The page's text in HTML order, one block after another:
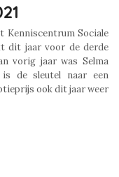
Kenniscentrum Sociale
dit jaar voor de derde
vorig jaar was Selma
de sleutel naar een
ook dit jaar weer